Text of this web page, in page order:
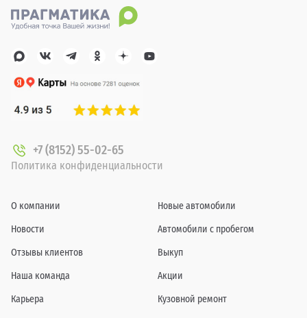
+7 (8152) 55-02-65
Политика конфиденциальности
О компании
Новости
Отзывы клиентов
Наша команда
Карьера
Новые автомобили
Автомобили с пробегом
Выкуп
Акции
Кузовной ремонт